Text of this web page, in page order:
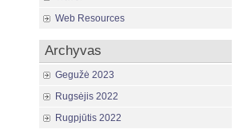
Web Resources
Archyvas
Gegužė 2023
Rugsėjis 2022
Rugpjūtis 2022